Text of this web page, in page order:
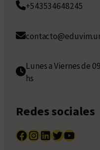
+543534648245
Lunes a Viernes de
hs
Redes sociales
Facebook InstagramLinkedIn Twitter YouTube